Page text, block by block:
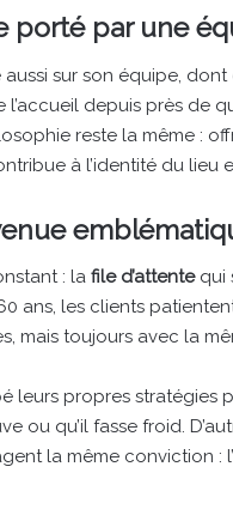
porté par une
sur son équipe,
l’accueil depuis près de
reste la même :
à l’identité du lieu
: la file d’attentequi
ans, les clients
mais toujours avec la
leurs propres stratégies
ou qu’il fasse froid.
la même conviction